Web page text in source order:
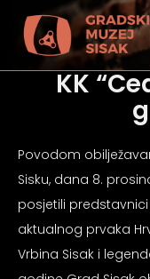
KK
Povodom
Sisku, dana 8.
posjetili predstavnici
aktualnog prvaka
Vrbina Sisak i